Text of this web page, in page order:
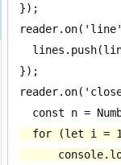
});
});